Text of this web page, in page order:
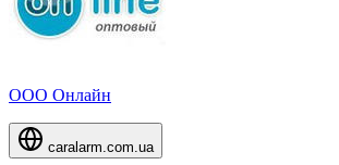
ООО Онлайн
caralarm.com.ua